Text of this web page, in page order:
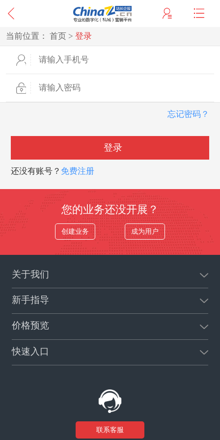
当前位置： 首页 > 登录
忘记密码？
登录
还没有账号？ 免费注册
您的业务还没开展？
创建业务 成为用户
关于我们
新手指导
价格预览
快速入口
联系客服